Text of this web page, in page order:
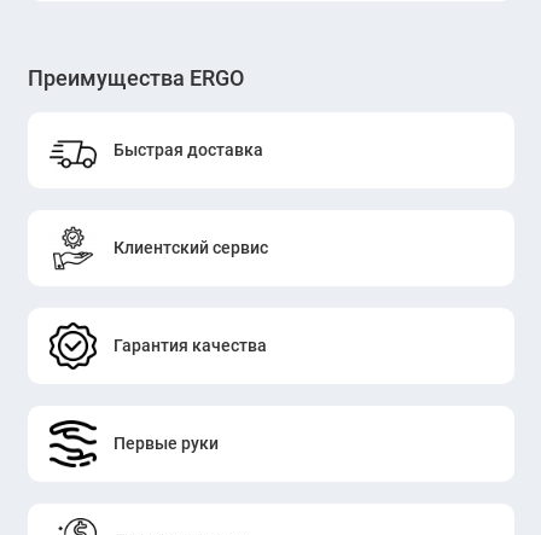
Преимущества ERGO
Быстрая доставка
Клиентский сервис
Гарантия качества
Первые руки